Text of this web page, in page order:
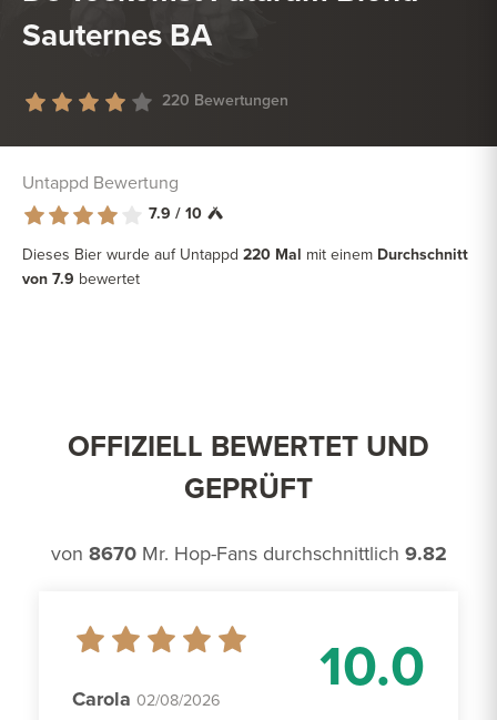
Sauternes BA
220 Bewertungen
Untappd Bewertung
7.9 / 10
Dieses Bier wurde auf Untappd 220 Mal mit einem Durchschnitt
von 7.9 bewertet
OFFIZIELL BEWERTET UND
GEPRÜFT
von 8670Mr. Hop-Fans durchschnittlich 9.82
10.0
Carola 02/08/2026